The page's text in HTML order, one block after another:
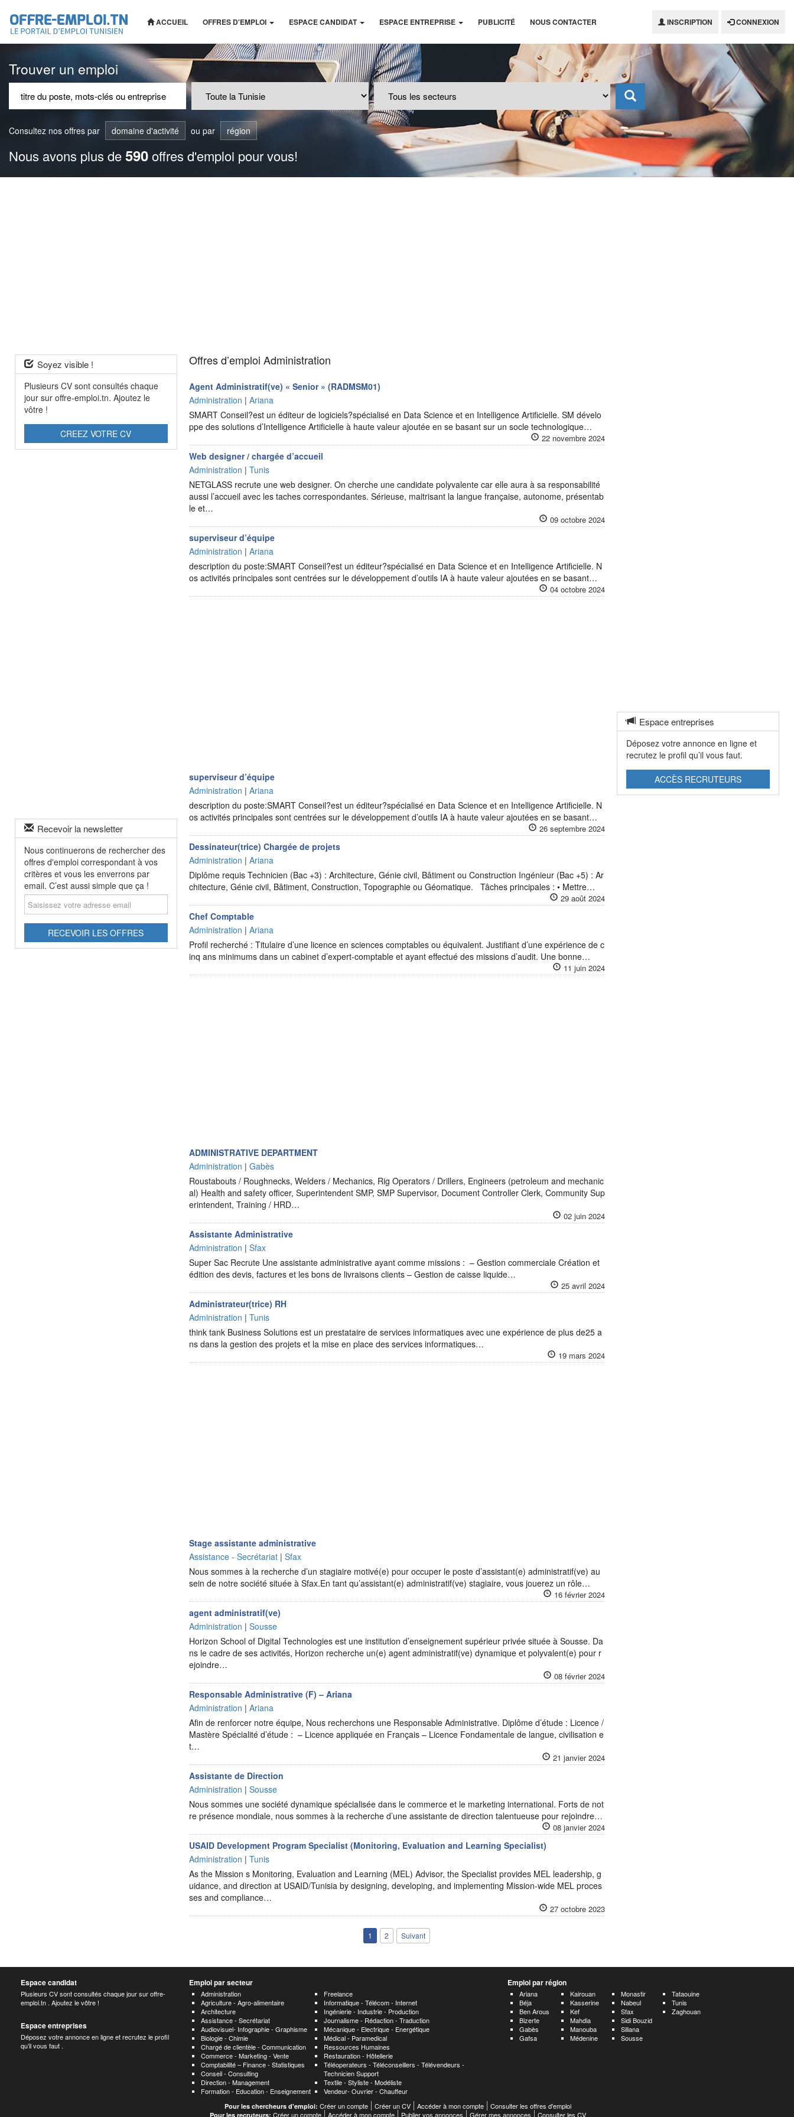
ACCUEIL OFFRES D'EMPLOI ESPACE CANDIDAT ESPACE ENTREPRISE PUBLICITÉ NOUS CONTACTER INSCRIPTION CONNEXION
Trouver un emploi
Consultez nos offres par domaine d'activité ou par région
Nous avons plus de590offres d'emploi pour vous!
Soyez visible !
Plusieurs CV sont consultés chaque
jour sur offre-emploi.tn. Ajoutez le
vôtre !
CREEZ VOTRE CV
Recevoir la newsletter
Nous continuerons de rechercher des
offres d'emploi correspondant à vos
critères et vous les enverrons par
email. C’est aussi simple que ça !
Saisissez
votre
adresse
RECEVOIR LES OFFRES
Offres d’emploi Administration
Agent Administratif(ve) « Senior » (RADMSM01)
Administration | Ariana
SMART Conseil?est un éditeur de logiciels?spécialisé en Data Science et en Intelligence Artificielle. SM dévelo
ppe des solutions d’Intelligence Artificielle à haute valeur ajoutée en se basant sur un socle technologique…
22 novembre 2024
Web designer / chargée d’accueil
Administration | Tunis
NETGLASS recrute une web designer. On cherche une candidate polyvalente car elle aura à sa responsabilité
aussi l’accueil avec les taches correspondantes. Sérieuse, maitrisant la langue française, autonome, présentab
le et…
09 octobre 2024
superviseur d’équipe
Administration | Ariana
description du poste:SMART Conseil?est un éditeur?spécialisé en Data Science et en Intelligence Artificielle. N
os activités principales sont centrées sur le développement d’outils IA à haute valeur ajoutées en se basant…
04 octobre 2024
superviseur d’équipe
Administration | Ariana
description du poste:SMART Conseil?est un éditeur?spécialisé en Data Science et en Intelligence Artificielle. N
os activités principales sont centrées sur le développement d’outils IA à haute valeur ajoutées en se basant…
26 septembre 2024
Dessinateur(trice) Chargée de projets
Administration | Ariana
Diplôme requis Technicien (Bac +3) : Architecture, Génie civil, Bâtiment ou Construction Ingénieur (Bac +5) : Ar
chitecture, Génie civil, Bâtiment, Construction, Topographie ou Géomatique. Tâches principales : • Mettre…
29 août 2024
Chef Comptable
Administration | Ariana
Profil recherché : Titulaire d’une licence en sciences comptables ou équivalent. Justifiant d’une expérience de c
inq ans minimums dans un cabinet d’expert-comptable et ayant effectué des missions d’audit. Une bonne…
11 juin 2024
ADMINISTRATIVE DEPARTMENT
Administration | Gabès
Roustabouts / Roughnecks, Welders / Mechanics, Rig Operators / Drillers, Engineers (petroleum and mechanic
al) Health and safety officer, Superintendent SMP, SMP Supervisor, Document Controller Clerk, Community Sup
erintendent, Training / HRD…
02 juin 2024
Assistante Administrative
Administration | Sfax
Super Sac Recrute Une assistante administrative ayant comme missions : – Gestion commerciale Création et
édition des devis, factures et les bons de livraisons clients – Gestion de caisse liquide…
25 avril 2024
Administrateur(trice) RH
Administration | Tunis
think tank Business Solutions est un prestataire de services informatiques avec une expérience de plus de25 a
ns dans la gestion des projets et la mise en place des services informatiques…
19 mars 2024
Stage assistante administrative
Assistance - Secrétariat | Sfax
Nous sommes à la recherche d’un stagiaire motivé(e) pour occuper le poste d’assistant(e) administratif(ve) au
sein de notre société située à Sfax.En tant qu’assistant(e) administratif(ve) stagiaire, vous jouerez un rôle…
16 février 2024
agent administratif(ve)
Administration | Sousse
Horizon School of Digital Technologies est une institution d’enseignement supérieur privée située à Sousse. Da
ns le cadre de ses activités, Horizon recherche un(e) agent administratif(ve) dynamique et polyvalent(e) pour r
ejoindre…
08 février 2024
Responsable Administrative (F) – Ariana
Administration | Ariana
Afin de renforcer notre équipe, Nous recherchons une Responsable Administrative. Diplôme d’étude : Licence /
Mastère Spécialité d’étude : – Licence appliquée en Français – Licence Fondamentale de langue, civilisation e
t…
21 janvier 2024
Assistante de Direction
Administration | Sousse
Nous sommes une société dynamique spécialisée dans le commerce et le marketing international. Forts de not
re présence mondiale, nous sommes à la recherche d’une assistante de direction talentueuse pour rejoindre…
08 janvier 2024
USAID Development Program Specialist (Monitoring, Evaluation and Learning Specialist)
Administration | Tunis
As the Mission s Monitoring, Evaluation and Learning (MEL) Advisor, the Specialist provides MEL leadership, g
uidance, and direction at USAID/Tunisia by designing, developing, and implementing Mission-wide MEL proces
ses and compliance…
27 octobre 2023
1 2 Suivant
Espace entreprises
Déposez votre annonce en ligne et
recrutez le profil qu’il vous faut.
ACCÈS RECRUTEURS
Espace candidat
Plusieurs CV sont consultés chaque jour sur offre-
emploi.tn . Ajoutez le vôtre !
Espace entreprises
Déposez votre annonce en ligne et recrutez le profil
qu’il vous faut .
Emploi par secteur
Administration
Agriculture - Agro-alimentaire
Architecture
Assistance - Secrétariat
Audiovisuel- Infographie - Graphisme
Biologie - Chimie
Chargé de clientèle - Communication
Commerce - Marketing - Vente
Comptabilité – Finance - Statistiques
Conseil - Consulting
Direction - Management
Formation - Education - Enseignement
Freelance
Informatique - Télécom - Internet
Ingénierie - Industrie - Production
Journalisme - Rédaction - Traduction
Mécanique - Electrique - Energétique
Médical - Paramedical
Ressources Humaines
Restauration - Hôtellerie
Téléoperateurs - Téléconseillers - Télévendeurs -
Technicien Support
Textile - Styliste - Modéliste
Vendeur- Ouvrier - Chauffeur
Emploi par région
Ariana
Béja
Ben Arous
Bizerte
Gabès
Gafsa
Kairouan
Kasserine
Kef
Mahdia
Manouba
Médenine
Monastir
Nabeul
Sfax
Sidi Bouzid
Siliana
Sousse
Tataouine
Tunis
Zaghouan
Pour les chercheurs d'emploi: Créer un compte Créer un CV Accéder à mon compte Consulter les offres d'emploi
Pour les recruteurs: Créer un compte Accéder à mon compte Publier vos annonces Gérer mes annonces Consulter les CV